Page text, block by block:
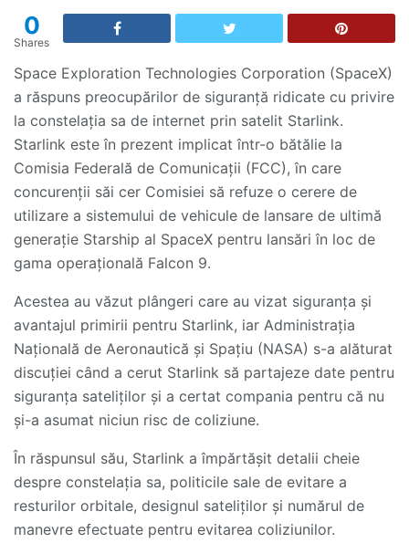
0
Shares
Space Exploration Technologies Corporation (SpaceX)
a răspuns preocupărilor de siguranță ridicate cu privire
la constelația sa de internet prin satelit Starlink.
Starlink este în prezent implicat într-o bătălie la
Comisia Federală de Comunicații (FCC), în care
concurenții săi cer Comisiei să refuze o cerere de
utilizare a sistemului de vehicule de lansare de ultimă
generație Starship al SpaceX pentru lansări în loc de
gama operațională Falcon 9.
Acestea au văzut plângeri care au vizat siguranța și
avantajul primirii pentru Starlink, iar Administrația
Națională de Aeronautică și Spațiu (NASA) s-a alăturat
discuției când a cerut Starlink să partajeze date pentru
siguranța sateliților și a certat compania pentru că nu
și-a asumat niciun risc de coliziune.
În răspunsul său, Starlink a împărtășit detalii cheie
despre constelația sa, politicile sale de evitare a
resturilor orbitale, designul sateliților și numărul de
manevre efectuate pentru evitarea coliziunilor.